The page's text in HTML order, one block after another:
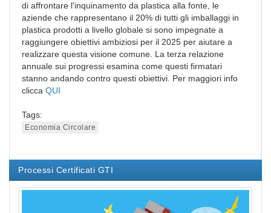
di affrontare l'inquinamento da plastica alla fonte, le
aziende che rappresentano il 20% di tutti gli imballaggi in
plastica prodotti a livello globale si sono impegnate a
raggiungere obiettivi ambiziosi per il 2025 per aiutare a
realizzare questa visione comune. La terza relazione
annuale sui progressi esamina come questi firmatari
stanno andando contro questi obiettivi. Per maggiori info
clicca QUI
Tags:
Economia Circolare
Processi Certificati GTI